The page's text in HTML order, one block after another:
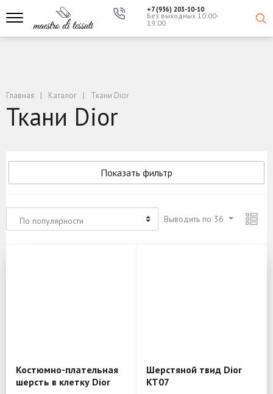
+7 (936) 203-10-10
Без выходных 10:00-
19:00
Главная Каталог Ткани Dior
Ткани Dior
Показать фильтр
По популярности Выводить по 36
Костюмно-плательная
шерсть в клетку Dior
Шерстяной твид Dior
KT07